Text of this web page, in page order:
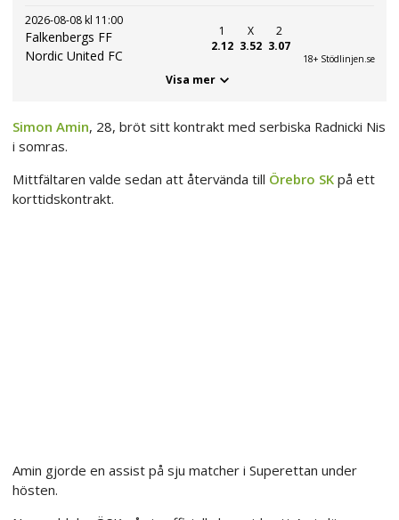
2026-08-08 kl 11:00
Falkenbergs FF
Nordic United FC
1
2.12
X
3.52
2
3.07
18+ Stödlinjen.se
Visa mer
Simon Amin, 28, bröt sitt kontrakt med serbiska Radnicki Nis
i somras.
Mittfältaren valde sedan att återvända till Örebro SK på ett
korttidskontrakt.
Amin gjorde en assist på sju matcher i Superettan under
hösten.